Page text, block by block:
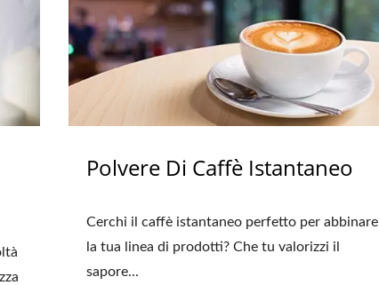
Polvere Di Caffè Istantaneo
Cerchi il caffè istantaneo perfetto per abbinare
la tua linea di prodotti? Che tu valorizzi il
sapore...